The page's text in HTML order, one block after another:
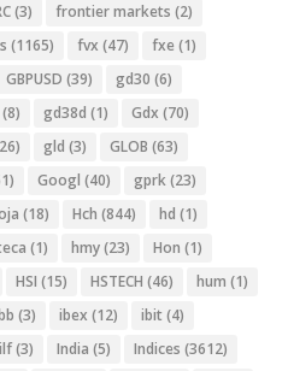
(3) frontier markets (2)
(1165) fvx (47) fxe (1)
GBPUSD (39) gd30 (6)
(8) gd38d (1) Gdx (70)
gld (3) GLOB (63)
Googl (40) gprk(23)
(18) Hch (844) hd (1)
(1) hmy(23) Hon (1)
HSI (15) HSTECH (46) hum (1)
(3) ibex (12) ibit (4)
ilf(3) India (5) Indices (3612)